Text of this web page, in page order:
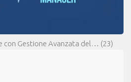
con Gestione Avanzata del… (23)